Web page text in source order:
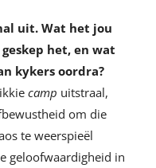
uit. Wat het jou
het, en wat
kykers oordra?
camp uitstraal,
om die
te weerspieël
geloofwaardigheid in